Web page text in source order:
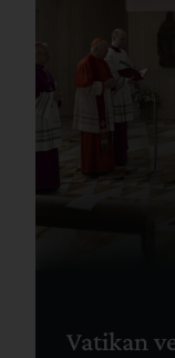
Vatikan